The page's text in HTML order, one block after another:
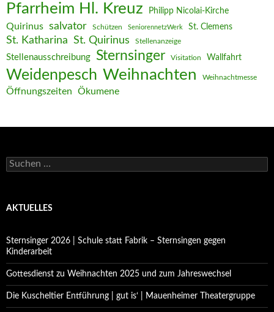
Pfarrheim Hl. Kreuz Philipp Nicolai-Kirche
Quirinus salvator Schützen SeniorennetzWerk St. Clemens
St. Katharina St. Quirinus Stellenanzeige
Stellenausschreibung Sternsinger Visitation Wallfahrt
Weidenpesch Weihnachten Weihnachtmesse
Öffnungszeiten Ökumene
Suchen
nach:
AKTUELLES
Sternsinger 2026 | Schule statt Fabrik – Sternsingen gegen
Kinderarbeit
Gottesdienst zu Weihnachten 2025 und zum Jahreswechsel
Die Kuscheltier Entführung | gut is‘ | Mauenheimer Theatergruppe